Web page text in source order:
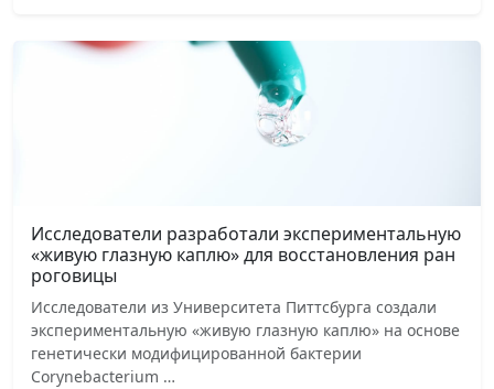
Исследователи разработали экспериментальную
«живую глазную каплю» для восстановления ран
роговицы
Исследователи из Университета Питтсбурга создали
экспериментальную «живую глазную каплю» на основе
генетически модифицированной бактерии
Corynebacterium …